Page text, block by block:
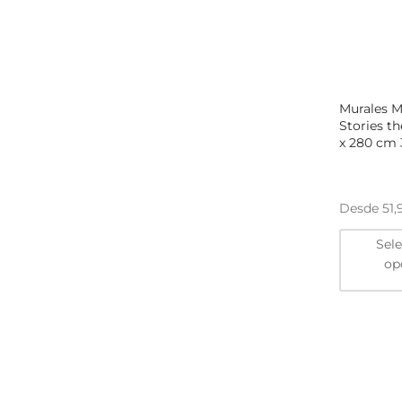
Murales
Stories
x 280 cm
Desde